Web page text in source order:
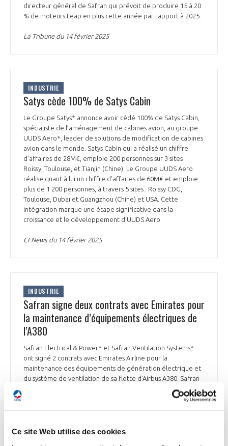
Ce site Web utilise des cookies
directeur général de Safran qui prévoit de produire 15 à 20
% de moteurs Leap en plus cette année par rapport à 2025.
La Tribune du 14 février 2025
INDUSTRIE
Satys cède 100% de Satys Cabin
Le Groupe Satys* annonce avoir cédé 100% de Satys Cabin,
spécialiste de l’aménagement de cabines avion, au groupe
UUDS Aero*, leader de solutions de modification de cabines
avion dans le monde. Satys Cabin qui a réalisé un chiffre
d’affaires de 28M€, emploie 200 personnes sur 3 sites :
Roissy, Toulouse, et Tianjin (Chine). Le Groupe UUDS Aero
réalise quant à lui un chiffre d’affaires de 60M€ et emploie
plus de 1 200 personnes, à travers 5 sites : Roissy CDG,
Toulouse, Dubaï et Guangzhou (Chine) et USA. Cette
intégration marque une étape significative dans la
croissance et le développement d’UUDS Aero.
CFNews du 14 février 2025
INDUSTRIE
Safran signe deux contrats avec Emirates pour
la maintenance d’équipements électriques de
l’A380
Safran Electrical & Power* et Safran Ventilation Systems*
ont signé 2 contrats avec Emirates Airline pour la
maintenance des équipements de génération électrique et
du système de ventilation de sa flotte d’Airbus A380. Safran
Electrical & Power assurera la maintenance des générateurs
électriques à fréquence variable, des générateurs
charge la maintenance des ventilateurs avioniques et des